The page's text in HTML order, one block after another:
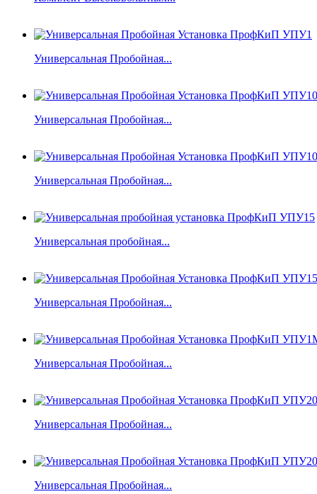
Универсальная Пробойная...
Универсальная Пробойная...
Универсальная Пробойная...
Универсальная пробойная...
Универсальная Пробойная...
Универсальная Пробойная...
Универсальная Пробойная...
Универсальная Пробойная...